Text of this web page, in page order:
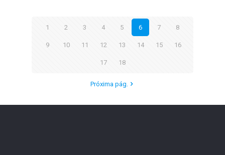
1 2 3 4 5 6 7 8
9 10 11 12 13 14 15 16
17 18
Próxima pág.